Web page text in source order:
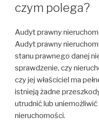
czym polega?
Audyt prawny
Audyt prawny
stanu prawnego danej
sprawdzenie, czy
czy jej właściciel ma
istnieją żadne
utrudnić lub
nieruchomości.